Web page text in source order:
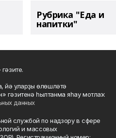
Рубрика "Еда и
напитки"
йә уларҙы өлөшләтә
гәзитенә һылтанма яһау мотлаҡ.
данных
службой по надзору в сфере
и массовых